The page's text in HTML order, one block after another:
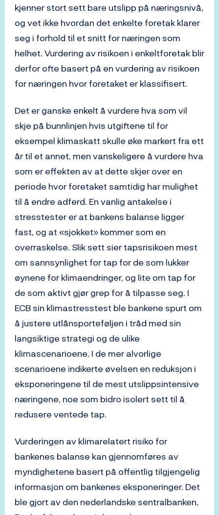
kjenner stort sett bare utslipp på næringsnivå,
og vet ikke hvordan det enkelte foretak klarer
seg i forhold til et snitt for næringen som
helhet. Vurdering av risikoen i enkeltforetak blir
derfor ofte basert på en vurdering av risikoen
for næringen hvor foretaket er klassifisert.
Det er ganske enkelt å vurdere hva som vil
skje på bunnlinjen hvis utgiftene til for
eksempel klimaskatt skulle øke markert fra ett
år til et annet, men vanskeligere å vurdere hva
som er effekten av at dette skjer over en
periode hvor foretaket samtidig har mulighet
til å endre adferd. En vanlig antakelse i
stresstester er at bankens balanse ligger
fast, og at «sjokket» kommer som en
overraskelse. Slik sett sier tapsrisikoen mest
om sannsynlighet for tap for de som lukker
øynene for klimaendringer, og lite om tap for
de som aktivt gjør grep for å tilpasse seg. I
ECB sin klimastresstest ble bankene spurt om
å justere utlånsporteføljen i tråd med sin
langsiktige strategi og de ulike
klimascenarioene. I de mer alvorlige
scenarioene indikerte øvelsen en reduksjon i
eksponeringene til de mest utslippsintensive
næringene, noe som bidro isolert sett til å
redusere ventede tap.
Vurderingen av klimarelatert risiko for
bankenes balanse kan gjennomføres av
myndighetene basert på offentlig tilgjengelig
informasjon om bankenes eksponeringer. Det
ble gjort av den nederlandske sentralbanken,